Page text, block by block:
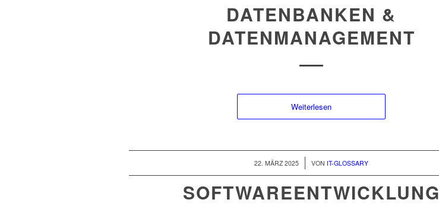
DATENBANKEN &
DATENMANAGEMENT
Weiterlesen
22. MÄRZ 2025
/ VON IT-GLOSSARY
SOFTWAREENTWICKLUNG